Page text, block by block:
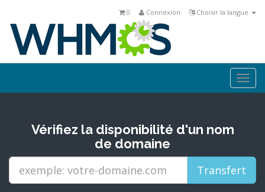
Choisir la langue
Connexion
0
Vérifiez la disponibilité d'un nom
de domaine